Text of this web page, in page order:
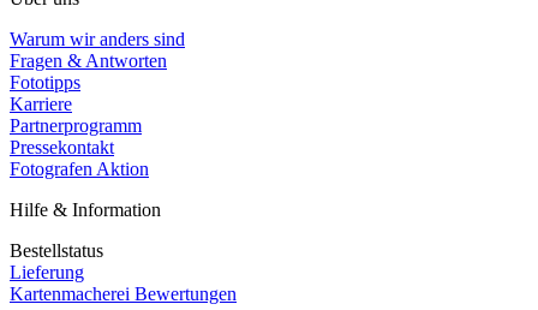
Warum wir anders sind
Fragen & Antworten
Fototipps
Karriere
Partnerprogramm
Pressekontakt
Fotografen Aktion
Hilfe & Information
Bestellstatus
Lieferung
Kartenmacherei Bewertungen